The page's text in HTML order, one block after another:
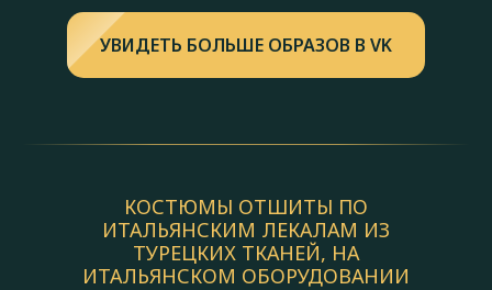
УВИДЕТЬ БОЛЬШЕ ОБРАЗОВ В VK
КОСТЮМЫ ОТШИТЫ ПО
ИТАЛЬЯНСКИМ ЛЕКАЛАМ ИЗ
ТУРЕЦКИХ ТКАНЕЙ, НА
ИТАЛЬЯНСКОМ ОБОРУДОВАНИИ